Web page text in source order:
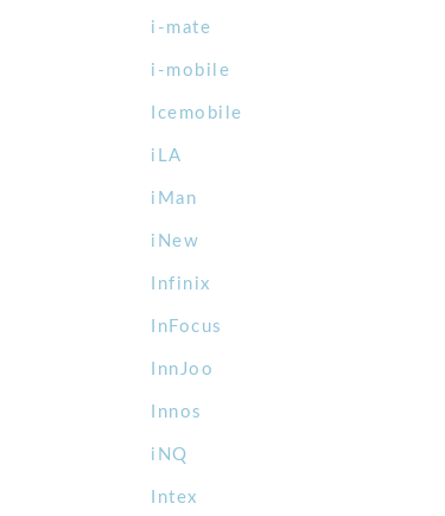
i-mate
i-mobile
Icemobile
iLA
iMan
iNew
Infinix
InFocus
InnJoo
Innos
iNQ
Intex